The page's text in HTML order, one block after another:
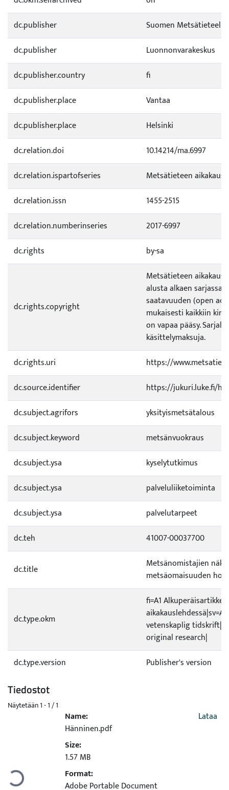
dc.publisher
Suomen
dc.publisher
Luonnonvarakeskus
dc.publisher.country
fi
dc.publisher.place
Vantaa
dc.publisher.place
Helsinki
dc.relation.doi
10.14214/ma.6997
dc.relation.ispartofseries
Metsätieteen
dc.relation.issn
1455-2515
dc.relation.numberinseries
2017-6997
dc.rights
by-sa
dc.rights.copyright
Metsätieteen
alusta alkaen sarjassa
saatavuuden (open
mukaisesti kaikkiin
on vapaa pääsy.
käsittelymaksuja.
dc.rights.uri
https://
dc.source.identifier
https://jukuri.luke.fi/
dc.subject.agrifors
yksityismetsätalous
dc.subject.keyword
metsänvuokraus
dc.subject.ysa
kyselytutkimus
dc.subject.ysa
palveluliiketoiminta
dc.subject.ysa
palvelutarpeet
dc.teh
41007-00037700
dc.title
Metsänomistajien
metsäomaisuuden
dc.type.okm
fi=A1
vetenskaplig
original research|
dc.type.version
Publisher's version
Tiedostot
Näytetään1 - 1 / 1
Ladataan...
Name:
Hänninen.pdf
Size:
1.57 MB
Format:
Adobe Portable Document
Lataa